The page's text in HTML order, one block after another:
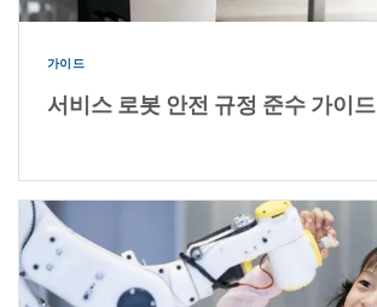
가이드
서비스 로봇 안전 규정 준수 가이드